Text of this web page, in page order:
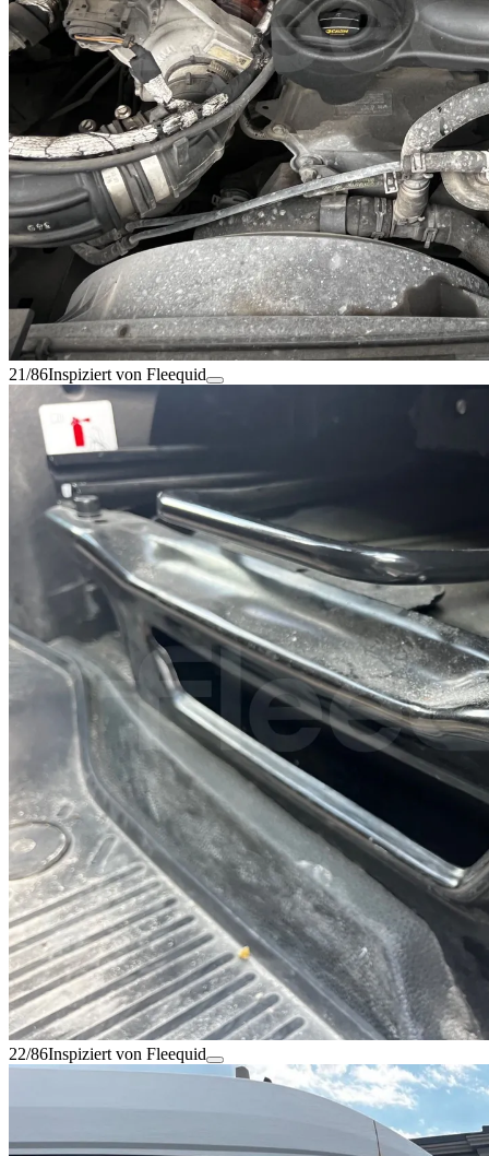
21/86Inspiziert von Fleequid
22/86Inspiziert von Fleequid